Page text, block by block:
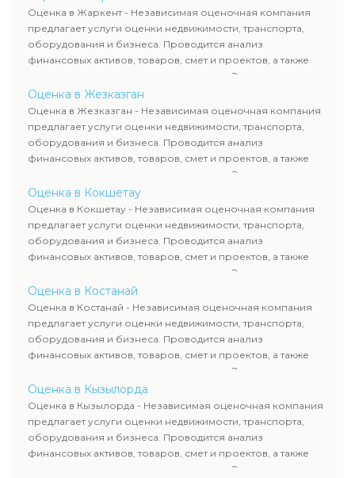
рассчитывают ущерб. Все отчеты соответствуют
требованиям законодательства и используются для
сделок, кредитования и судебных процессов.
Оценка в Жаркент - Независимая оценочная компания
предлагает услуги оценки недвижимости, транспорта,
оборудования и бизнеса. Проводится анализ
финансовых активов, товаров, смет и проектов, а также
оценка животных и недропользования. Эксперты
определяют рыночную стоимость имущества и
рассчитывают ущерб. Все отчеты соответствуют
требованиям законодательства и используются для
сделок, кредитования и судебных процессов.
Оценка в Жезказган
Оценка в Жезказган - Независимая оценочная компания
предлагает услуги оценки недвижимости, транспорта,
оборудования и бизнеса. Проводится анализ
финансовых активов, товаров, смет и проектов, а также
оценка животных и недропользования. Эксперты
определяют рыночную стоимость имущества и
рассчитывают ущерб. Все отчеты соответствуют
требованиям законодательства и используются для
сделок, кредитования и судебных процессов.
Оценка в Кокшетау
Оценка в Кокшетау - Независимая оценочная компания
предлагает услуги оценки недвижимости, транспорта,
оборудования и бизнеса. Проводится анализ
финансовых активов, товаров, смет и проектов, а также
оценка животных и недропользования. Эксперты
определяют рыночную стоимость имущества и
рассчитывают ущерб. Все отчеты соответствуют
требованиям законодательства и используются для
сделок, кредитования и судебных процессов.
Оценка в Костанай
Оценка в Костанай - Независимая оценочная компания
предлагает услуги оценки недвижимости, транспорта,
оборудования и бизнеса. Проводится анализ
финансовых активов, товаров, смет и проектов, а также
оценка животных и недропользования. Эксперты
определяют рыночную стоимость имущества и
рассчитывают ущерб. Все отчеты соответствуют
требованиям законодательства и используются для
сделок, кредитования и судебных процессов.
Оценка в Кызылорда
Оценка в Кызылорда - Независимая оценочная компания
предлагает услуги оценки недвижимости, транспорта,
оборудования и бизнеса. Проводится анализ
финансовых активов, товаров, смет и проектов, а также
оценка животных и недропользования. Эксперты